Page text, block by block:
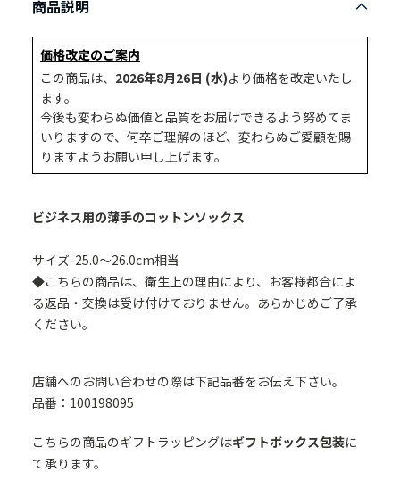
商品説明
価格改定のご案内
この商品は、 2026年8月26日 (水)より価格を改定いたし
ます。
今後も変わらぬ価値と品質をお届けできるよう努めてま
いりますので、何卒ご理解のほど、変わらぬご愛顧を賜
りますようお願い申し上げます。
ビジネス用の薄手のコットンソックス
サイズ-25.0～26.0cm相当
◆こちらの商品は、衛生上の理由により、お客様都合によ
る返品・交換は受け付けておりません。あらかじめご了承
ください。
店舗へのお問い合わせの際は下記品番をお伝え下さい。
品番：100198095
こちらの商品のギフトラッピングはギフトボックス包装に
て承ります。